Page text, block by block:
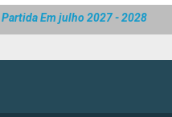
Partida Em julho 2027 - 2028